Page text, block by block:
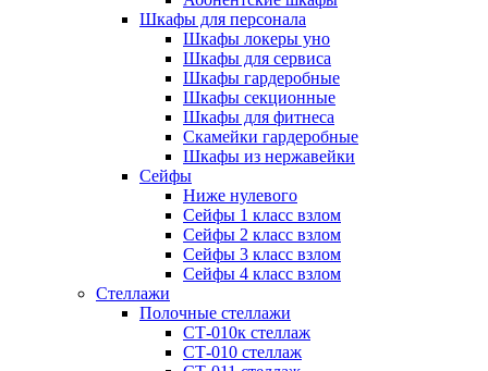
Шкафы для персонала
Шкафы локеры уно
Шкафы для сервиса
Шкафы гардеробные
Шкафы секционные
Шкафы для фитнеса
Скамейки гардеробные
Шкафы из нержавейки
Сейфы
Ниже нулевого
Сейфы 1 класс взлом
Сейфы 2 класс взлом
Сейфы 3 класс взлом
Сейфы 4 класс взлом
Стеллажи
Полочные стеллажи
СТ-010к стеллаж
СТ-010 стеллаж